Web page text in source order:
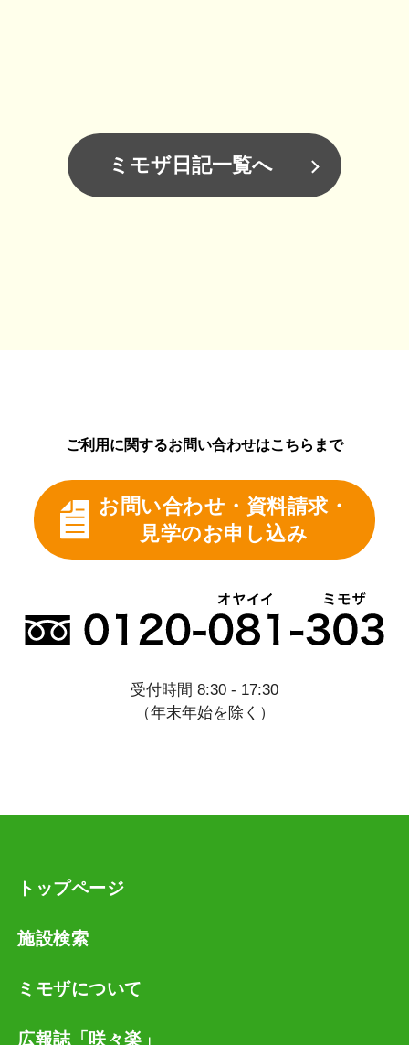
ミモザ日記一覧へ
ご利用に関するお問い合わせはこちらまで
お問い合わせ・資料請求・
見学のお申し込み
受付時間 8:30 - 17:30
（年末年始を除く）
トップページ
施設検索
ミモザについて
広報誌「咲々楽」